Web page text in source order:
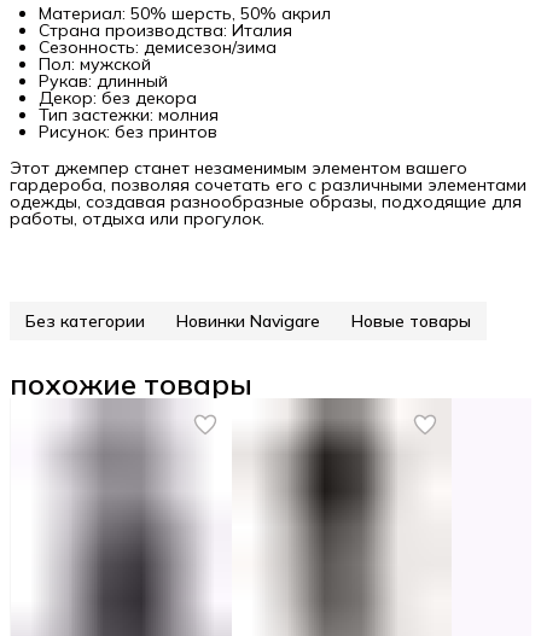
Материал: 50% шерсть, 50% акрил
Страна производства: Италия
Сезонность: демисезон/зима
Пол: мужской
Рукав: длинный
Декор: без декора
Тип застежки: молния
Рисунок: без принтов
Этот джемпер станет незаменимым элементом вашего
гардероба, позволяя сочетать его с различными элементами
одежды, создавая разнообразные образы, подходящие для
работы, отдыха или прогулок.
Без категории Новинки Navigare Новые товары
похожие товары